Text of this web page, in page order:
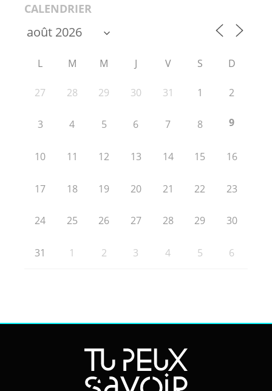
CALENDRIER
L M M J V S D
27 28 29 30 31 1 2
3 4 5 6 7 8 9
10 11 12 13 14 15 16
17 18 19 20 21 22 23
24 25 26 27 28 29 30
31 1 2 3 4 5 6